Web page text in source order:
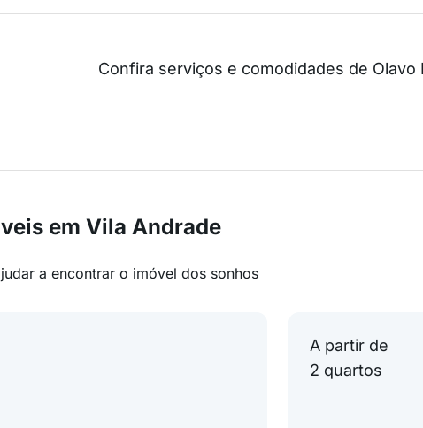
Confira serviços e comodidades de Olavo
em Vila Andrade
a encontrar o imóvel dos sonhos
A partir de
2 quartos